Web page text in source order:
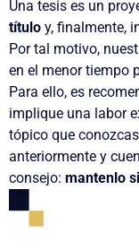
Una tesis es un
título y, finalmente,
Por tal motivo,
en el menor tiempo
Para ello, es
implique una labor
tópico que
anteriormente y
consejo: mantenlo